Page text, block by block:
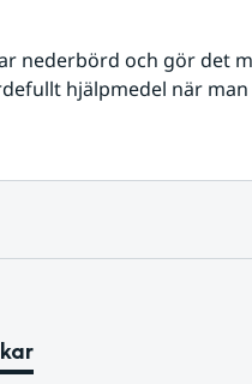
nederbörd och gör det
hjälpmedel när